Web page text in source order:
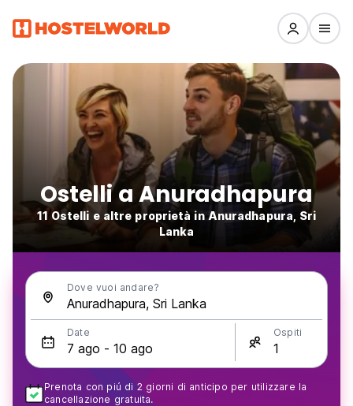
Ostelli a Anuradhapura
11 Ostelli e altre proprietà in Anuradhapura, Sri
Lanka
Dove vuoi andare?
Date Ospiti
Prenota con piú di 2 giorni di anticipo per utilizzare la
cancellazione gratuita.